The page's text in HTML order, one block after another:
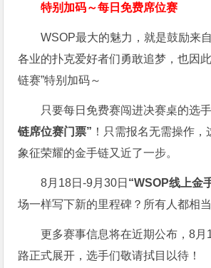
特别加码～每日免费席位赛
WSOP最大的魅力，就是鼓励来
各业的扑克爱好者们勇敢追梦，也因
链赛”特别加码～
只要每日免费赛闯进决赛桌的选
链席位赛门票” ！只需报名无需操作
象征荣耀的金手链又近了一步。
8月18日-9月30日 “WSOP线上金
场一样写下新的里程碑？所有人都相当
更多赛事信息将在近期公布，8月
路正式展开，选手们敬请拭目以待！